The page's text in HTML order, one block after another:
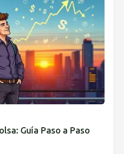
Guía Paso a Paso